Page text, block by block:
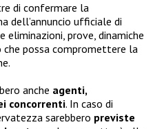
di confermare la
dell’annuncio ufficiale di
eliminazioni, prove, dinamiche
possa compromettere la
anche agenti,
concorrenti. In caso di
sarebbero previste